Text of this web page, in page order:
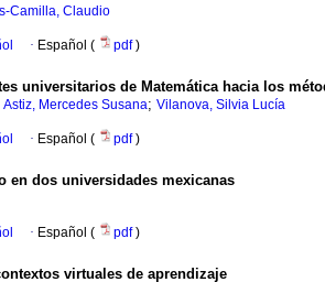
Camilla, Claudio
· Español ( pdf)
universitarios de Matemática hacia los
Astiz, Mercedes Susana; Vilanova, Silvia Lucía
· Español ( pdf)
en dos universidades mexicanas
· Español ( pdf)
virtuales de aprendizaje